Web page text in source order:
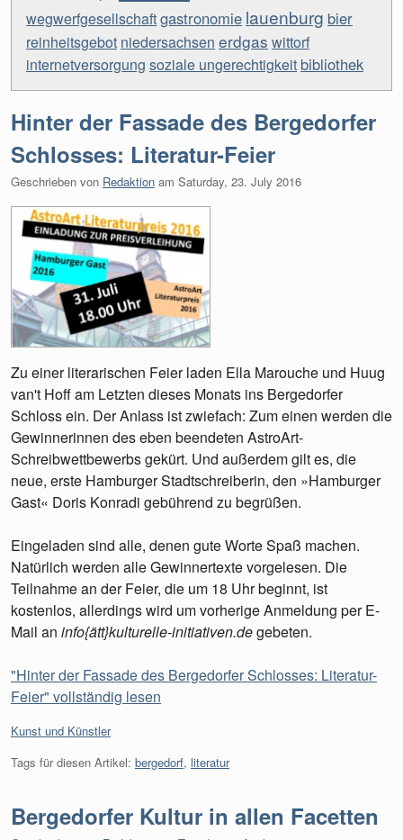
wegwerfgesellschaftgastronomie lauenburg bier
reinheitsgebot niedersachsen erdgas wittorf
internetversorgung soziale ungerechtigkeit bibliothek
Hinter der Fassade des Bergedorfer
Schlosses: Literatur-Feier
Geschrieben von Redaktion am Saturday, 23. July 2016
Zu einer literarischen Feier laden Ella Marouche und Huug
van't Hoff am Letzten dieses Monats ins Bergedorfer
Schloss ein. Der Anlass ist zwiefach: Zum einen werden die
Gewinnerinnen des eben beendeten AstroArt-
Schreibwettbewerbs gekürt. Und außerdem gilt es, die
neue, erste Hamburger Stadtschreiberin, den »Hamburger
Gast« Doris Konradi gebührend zu begrüßen.
Eingeladen sind alle, denen gute Worte Spaß machen.
Natürlich werden alle Gewinnertexte vorgelesen. Die
Teilnahme an der Feier, die um 18 Uhr beginnt, ist
kostenlos, allerdings wird um vorherige Anmeldung per E-
Mail an info{ätt}kulturelle-initiativen.degebeten.
"Hinter der Fassade des Bergedorfer Schlosses: Literatur-
Feier" vollständig lesen
Kategorien:
Kunst und Künstler
Tags für diesen Artikel: bergedorf, literatur
Bergedorfer Kultur in allen Facetten